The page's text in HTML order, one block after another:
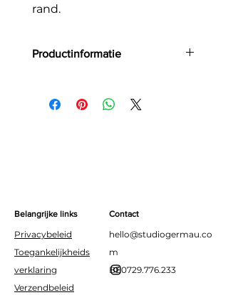
rand.
Productinformatie
Grootte: 32 x 32 cm
Materiaal: papier
Belangrijke links
Privacybeleid
Toegankelijkheids
verklaring
Verzendbeleid
Contact
hello@studiogermau.co
m
BE0729.776.233